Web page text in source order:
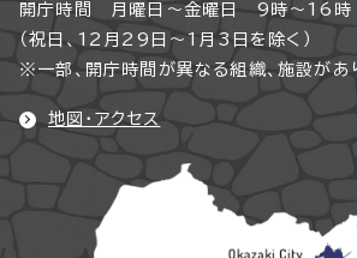
開庁時間 月曜日～金曜日 9時～16時
（祝日、12月29日～1月3日を除く）
※一部、開庁時間が異なる組織、施設があ
地図・アクセス